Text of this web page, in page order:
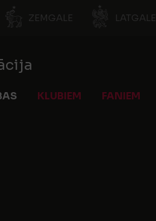
ZEMGALE LATGALE
KLUBIEM FANIEM